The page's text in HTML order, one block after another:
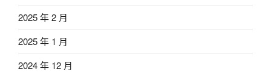
2025 年 2 月
2025 年 1 月
2024 年 12 月